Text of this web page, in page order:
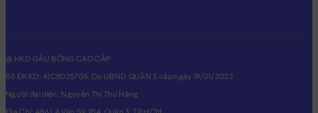
@ HKD GẤU BÔNG CAO CẤP
Số ĐKKD: 41C8025705. Do UBND QUẬN 3 cấp ngày 19/01/2022
Người đại diện: Nguyễn Thị Thu Hằng